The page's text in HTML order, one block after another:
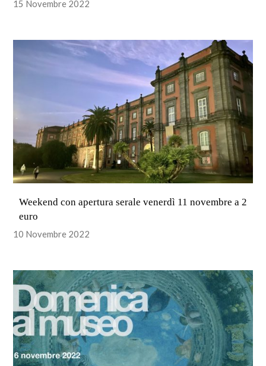
15 Novembre 2022
Weekend con apertura serale venerdì 11 novembre a 2
euro
10 Novembre 2022